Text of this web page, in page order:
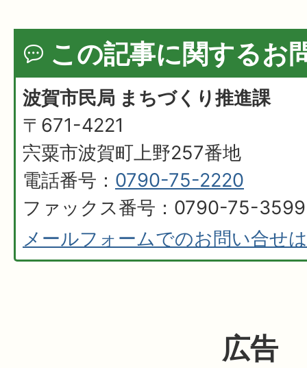
この記事に関するお
波賀市民局 まちづくり推進課
〒671-4221
宍粟市波賀町上野257番地
電話番号： 0790-75-2220
ファックス番号：0790-75-3599
メールフォームでのお問い合せ
広告